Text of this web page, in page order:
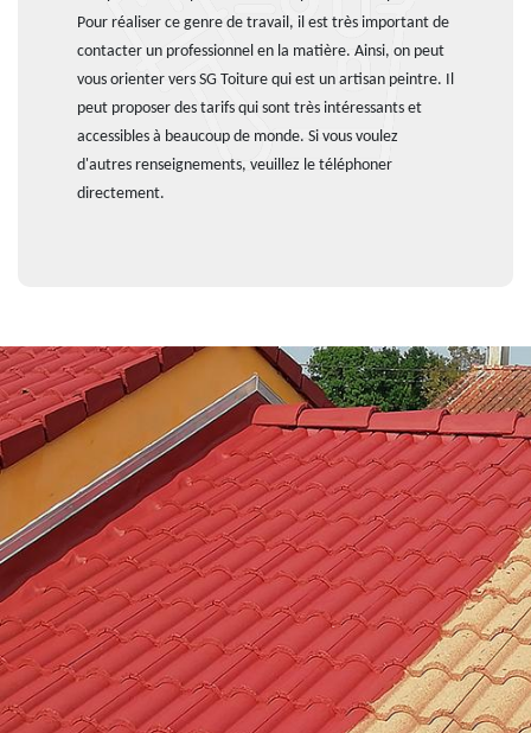
Pour réaliser ce genre de travail, il est très important de
contacter un professionnel en la matière. Ainsi, on peut
vous orienter vers SG Toiture qui est un artisan peintre. Il
peut proposer des tarifs qui sont très intéressants et
accessibles à beaucoup de monde. Si vous voulez
d'autres renseignements, veuillez le téléphoner
directement.